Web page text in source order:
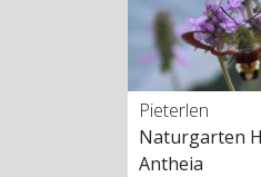
Pieterlen
Naturgarten
Antheia